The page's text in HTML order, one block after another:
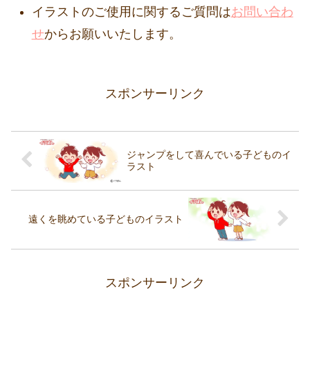
イラストのご使用に関するご質問はお問い合わ
せからお願いいたします。
スポンサーリンク
ジャンプをして喜んでいる子どものイ
ラスト
遠くを眺めている子どものイラスト
スポンサーリンク